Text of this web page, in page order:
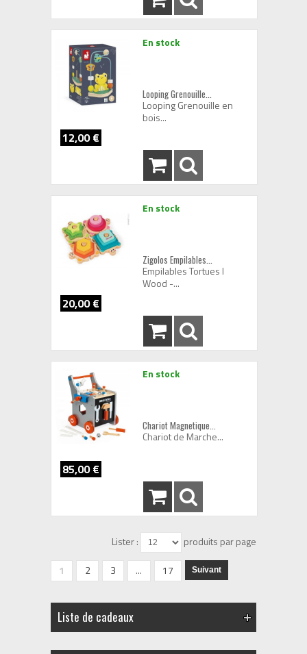
En stock
Looping Grenouille...
Looping Grenouille en
bois...
12,00 €
En stock
Zigolos Empilables...
Empilables Tortues I
Wood -...
20,00 €
En stock
Chariot Magnetique...
Chariot de Marche...
85,00 €
Lister : produits par page
1 2 3 ... 17 Suivant
Liste de cadeaux